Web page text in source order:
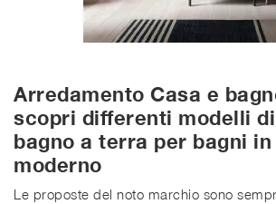
Arredamento Casa e
scopri differenti modelli
bagno a terra per bagni
moderno
Le proposte del noto marchio sono